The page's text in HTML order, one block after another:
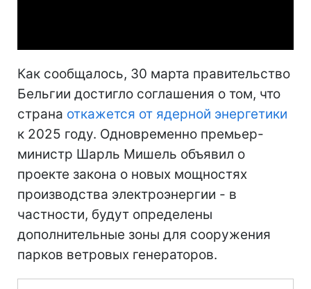
Как сообщалось, 30 марта правительство
Бельгии достигло соглашения о том, что
страна откажется от ядерной энергетики
к 2025 году. Одновременно премьер-
министр Шарль Мишель объявил о
проекте закона о новых мощностях
производства электроэнергии - в
частности, будут определены
дополнительные зоны для сооружения
парков ветровых генераторов.